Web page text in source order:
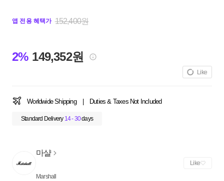
앱 전용 혜택가 152,400원
2% 149,352원
Like
Worldwide Shipping Duties & Taxes Not Included
Standard Delivery 14 - 30days
마샬
Marshall
Like